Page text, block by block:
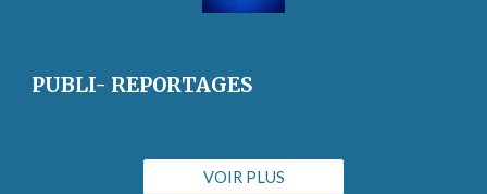
PUBLI- REPORTAGES
VOIR PLUS